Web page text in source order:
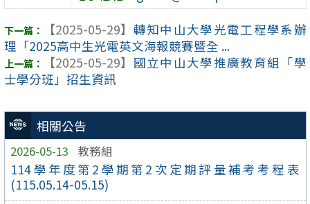
相關公告
2026-05-13 教務組
114學年度第2學期第2次定期評量補考考程表
(115.05.14-05.15)
【2025-05-29】 轉知中山大學光電工程學系辦
理「2025高中生光電英文海報競賽暨全 ...
【2025-05-29】 國立中山大學推廣教育組「學
士學分班」招生資訊